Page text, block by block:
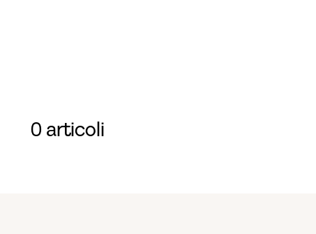
0 articoli